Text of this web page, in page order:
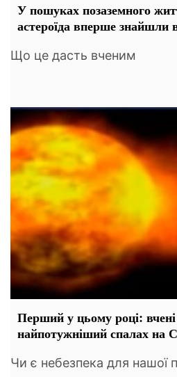
У пошуках позаземного
астероїда вперше знайшли
Що це дасть вченим
Перший у цьому році: вчені
найпотужніший спалах на
Чи є небезпека для нашої